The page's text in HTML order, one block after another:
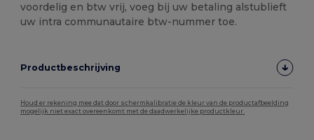
voordelig en btw vrij, voeg bij uw betaling alstublieft
uw intra communautaire btw-nummer toe.
Productbeschrijving
Houd er rekening mee dat door schermkalibratie de kleur van de productafbeelding
mogelijk niet exact overeenkomt met de daadwerkelijke productkleur.